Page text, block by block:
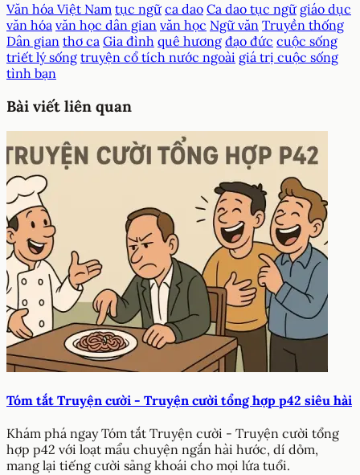
Văn hóa Việt Nam tục ngữ ca dao Ca dao tục ngữ giáo dục
văn hóa văn học dân gian văn học Ngữ văn Truyền thống
Dân gian thơ ca Gia đình quê hương đạo đức cuộc sống
triết lý sống truyện cổ tích nước ngoài giá trị cuộc sống
tình bạn
Bài viết liên quan
Tóm tắt Truyện cười - Truyện cười tổng hợp p42 siêu hài
Khám phá ngay Tóm tắt Truyện cười - Truyện cười tổng
hợp p42 với loạt mẩu chuyện ngắn hài hước, dí dỏm,
mang lại tiếng cười sảng khoái cho mọi lứa tuổi.